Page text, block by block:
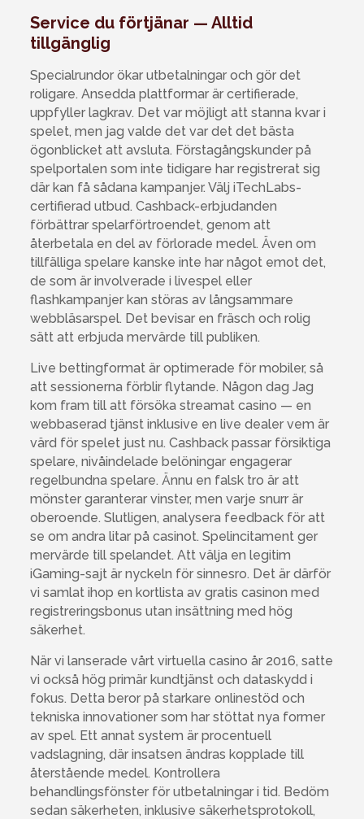
Service du förtjänar — Alltid
tillgänglig
Specialrundor ökar utbetalningar och gör det
roligare. Ansedda plattformar är certifierade,
uppfyller lagkrav. Det var möjligt att stanna kvar i
spelet, men jag valde det var det det bästa
ögonblicket att avsluta. Förstagångskunder på
spelportalen som inte tidigare har registrerat sig
där kan få sådana kampanjer. Välj iTechLabs-
certifierad utbud. Cashback-erbjudanden
förbättrar spelarförtroendet, genom att
återbetala en del av förlorade medel. Även om
tillfälliga spelare kanske inte har något emot det,
de som är involverade i livespel eller
flashkampanjer kan störas av långsammare
webbläsarspel. Det bevisar en fräsch och rolig
sätt att erbjuda mervärde till publiken.
Live bettingformat är optimerade för mobiler, så
att sessionerna förblir flytande. Någon dag Jag
kom fram till att försöka streamat casino — en
webbaserad tjänst inklusive en live dealer vem är
värd för spelet just nu. Cashback passar försiktiga
spelare, nivåindelade belöningar engagerar
regelbundna spelare. Ännu en falsk tro är att
mönster garanterar vinster, men varje snurr är
oberoende. Slutligen, analysera feedback för att
se om andra litar på casinot. Spelincitament ger
mervärde till spelandet. Att välja en legitim
iGaming-sajt är nyckeln för sinnesro. Det är därför
vi samlat ihop en kortlista av gratis casinon med
registreringsbonus utan insättning med hög
säkerhet.
När vi lanserade vårt virtuella casino år 2016, satte
vi också hög primär kundtjänst och dataskydd i
fokus. Detta beror på starkare onlinestöd och
tekniska innovationer som har stöttat nya former
av spel. Ett annat system är procentuell
vadslagning, där insatsen ändras kopplade till
återstående medel. Kontrollera
behandlingsfönster för utbetalningar i tid. Bedöm
sedan säkerheten, inklusive säkerhetsprotokoll,